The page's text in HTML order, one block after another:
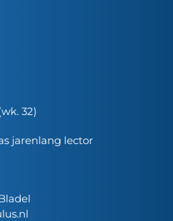
32)
jarenlang lector